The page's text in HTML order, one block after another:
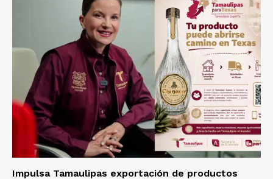
Impulsa Tamaulipas exportación de productos